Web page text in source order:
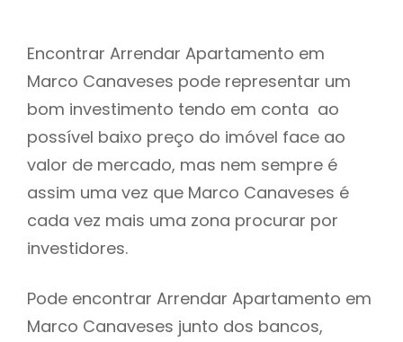
Encontrar Arrendar Apartamento em
Marco Canaveses pode representar um
bom investimento tendo em conta ao
possível baixo preço do imóvel face ao
valor de mercado, mas nem sempre é
assim uma vez que Marco Canaveses é
cada vez mais uma zona procurar por
investidores.
Pode encontrar Arrendar Apartamento em
Marco Canaveses junto dos bancos,